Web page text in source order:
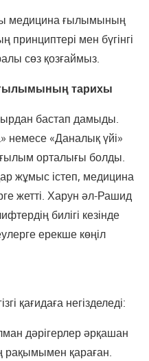
медицина ғылымының
мен бүгінгі
сөз қозғаймыз.
тарихы
бастап дамыды.
немесе «Даналық үйі»
ғылым орталығы болды.
жұмыс істеп, медицина
жетті. Харун әл-Рашид
билігі кезінде
ерекше көңіл
қағидаға негізделеді:
дәрігерлер әрқашан
рақымымен қараған.